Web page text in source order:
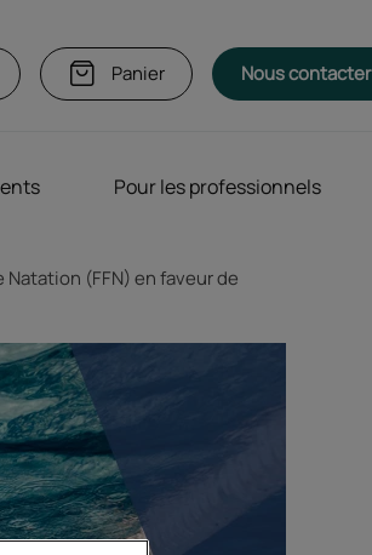
Panier Nous contacter
Pour les professionnels
(FFN) en faveur de